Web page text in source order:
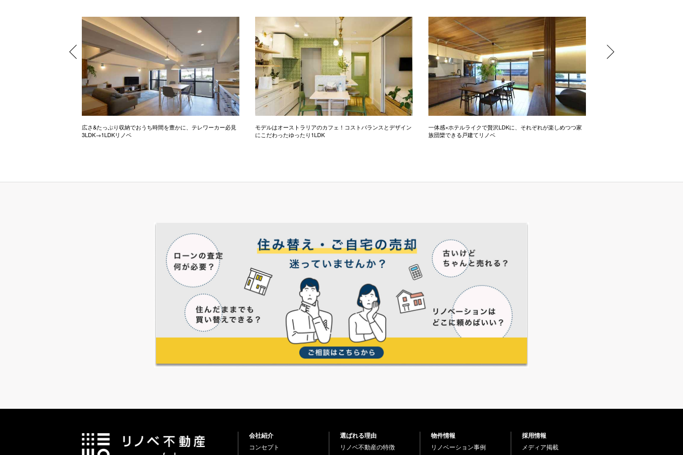
広さ&たっぷり収納でおうち時間を豊かに、テレワーカー必見
3LDK→1LDKリノベ
モデルはオーストラリアのカフェ！コストバランスとデザイン
にこだわったゆったり1LDK
一体感×ホテルライクで贅沢LDKに、それぞれが楽しめつつ家
族団欒できる戸建てリノベ
会社紹介
コンセプト
選ばれる理由
リノベ不動産の特徴
物件情報
リノベーション事例
採用情報
メディア掲載